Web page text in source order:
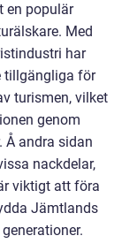
en populär
Med
har
tillgängliga för
turismen, vilket
genom
Å andra sidan
nackdelar,
viktigt att föra
Jämtlands